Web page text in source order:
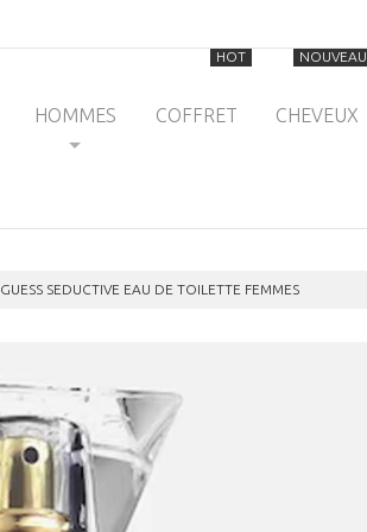
HOMMES COFFRET
HOT
CHEVEUX
NOUVEAU
GUESS SEDUCTIVE EAU DE TOILETTE FEMMES